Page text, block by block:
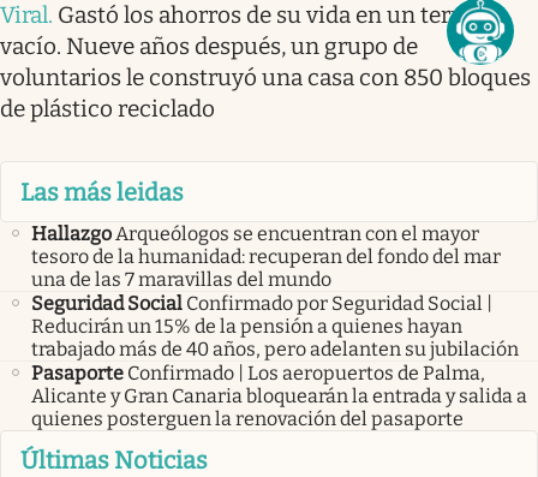
Viral. Gastó los ahorros de su vida en un terreno
vacío. Nueve años después, un grupo de
voluntarios le construyó una casa con 850 bloques
de plástico reciclado
Las más leidas
HallazgoArqueólogos se encuentran con el mayor
tesoro de la humanidad: recuperan del fondo del mar
una de las 7 maravillas del mundo
Seguridad Social Confirmado por Seguridad Social |
Reducirán un 15% de la pensión a quienes hayan
trabajado más de 40 años, pero adelanten su jubilación
Pasaporte Confirmado | Los aeropuertos de Palma,
Alicante y Gran Canaria bloquearán la entrada y salida a
quienes posterguen la renovación del pasaporte
Últimas Noticias